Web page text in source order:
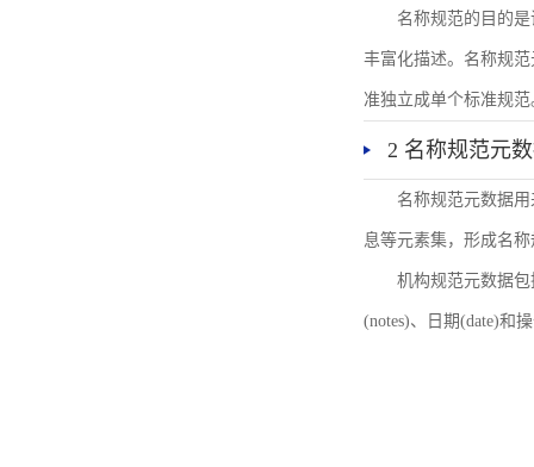
名称规范的目的
丰富化描述。名称规
准独立成单个标准规范
2 名称规范元
名称规范元数据
息等元素集，形成名
机构规范元数据
(notes)、日期(date)和